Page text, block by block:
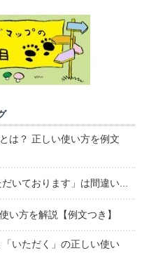
は？ 正しい使い方を例文
いております」は間違い...
い方を解説【例文つき】
いただく」の正しい使い